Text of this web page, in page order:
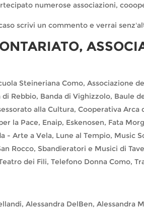
numerose associazioni,
scrivi un commento e verrai
Steineriana Como,
Rebbio, Banda di Vighizzolo,
alla Cultura, Cooperativa
la Pace, Enaip, Eskenosen, Fata
Arte a Vela, Lune al Tempio, Music
Rocco, Sbandieratori e Musici di
dei Fili, Telefono Donna Como,
Alessandra DelBen, Alessandra